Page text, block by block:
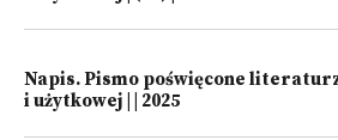
Napis. Pismo poświęcone
i użytkowej | | 2025